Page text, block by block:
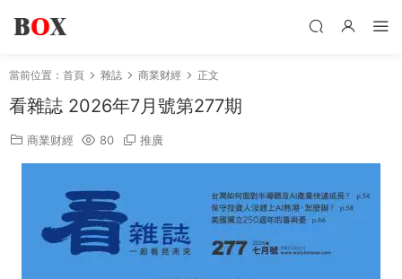
當前位置： 首頁 雜誌 商業财經 正文
看雜誌 2026年7月號第277期
商業财經 80 推廣